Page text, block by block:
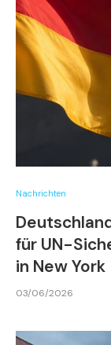
Nachrichten
für UN-
in New York
03/06/2026